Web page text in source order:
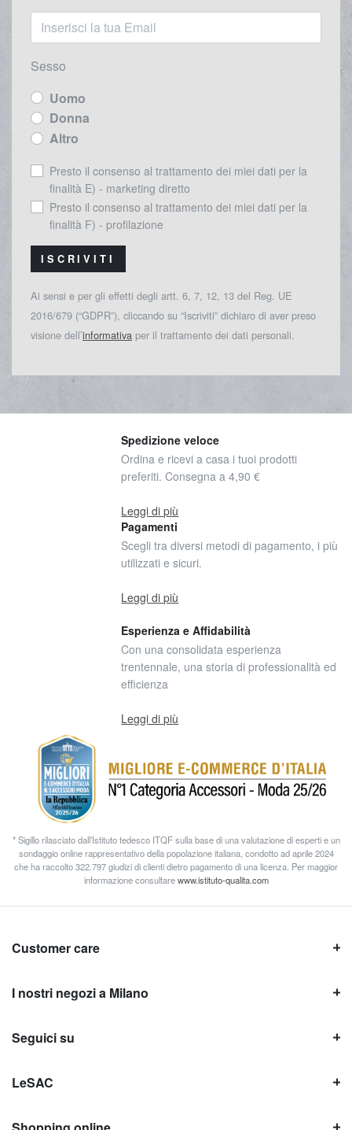
Sesso
Uomo
Donna
Altro
Presto il consenso al trattamento dei miei dati per la
finalità E) - marketing diretto
Presto il consenso al trattamento dei miei dati per la
finalità F) - profilazione
ISCRIVITI
Ai sensi e per gli effetti degli artt. 6, 7, 12, 13 del Reg. UE
2016/679 (“GDPR”), cliccando su “Iscriviti” dichiaro di aver preso
visione dell’informativa per il trattamento dei dati personali.
Spedizione veloce
Ordina e ricevi a casa i tuoi prodotti
preferiti. Consegna a 4,90 €
Leggi di più
Pagamenti
Scegli tra diversi metodi di pagamento, i più
utilizzati e sicuri.
Leggi di più
Esperienza e Affidabilità
Con una consolidata esperienza
trentennale, una storia di professionalità ed
efficienza
Leggi di più
* Sigillo rilasciato dall’Istituto tedesco ITQF sulla base di una valutazione di esperti e un
sondaggio online rappresentativo della popolazione italiana, condotto ad aprile 2024
che ha raccolto 322.797 giudizi di clienti dietro pagamento di una licenza. Per maggior
informazione consultarewww.istituto-qualita.com
Customer care
I nostri negozi a Milano
Seguici su
LeSAC